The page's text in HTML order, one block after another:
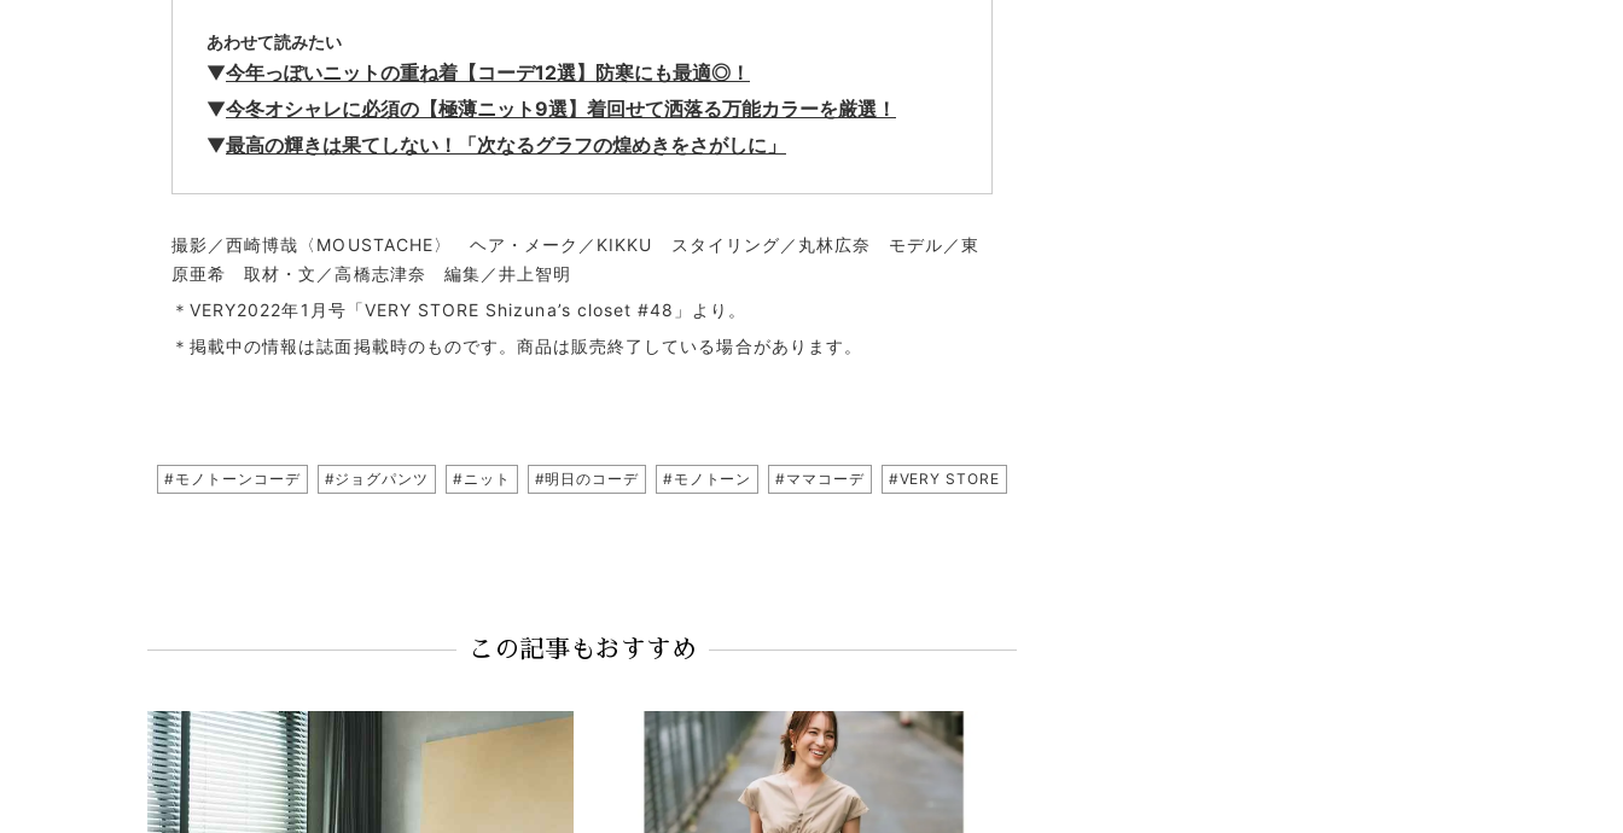
あわせて読みたい
▼今年っぽいニットの重ね着【コーデ12選】防寒にも最適◎！
▼今冬オシャレに必須の【極薄ニット9選】着回せて洒落る万能カラーを厳選！
▼最高の輝きは果てしない！「次なるグラフの煌めきをさがしに」
撮影／西崎博哉〈MOUSTACHE〉 ヘア・メーク／KIKKU スタイリング／丸林広奈 モデル／東
原亜希 取材・文／高橋志津奈 編集／井上智明
＊VERY2022年1月号「VERY STORE Shizuna’s closet #48 」より。
＊掲載中の情報は誌面掲載時のものです。商品は販売終了している場合があります。
#モノトーンコーデ #ジョグパンツ #ニット #明日のコーデ #モノトーン #ママコーデ #VERY STORE
この記事もおすすめ